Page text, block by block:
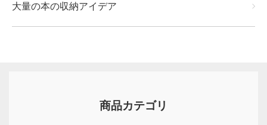
大量の本の収納アイデア
商品カテゴリ